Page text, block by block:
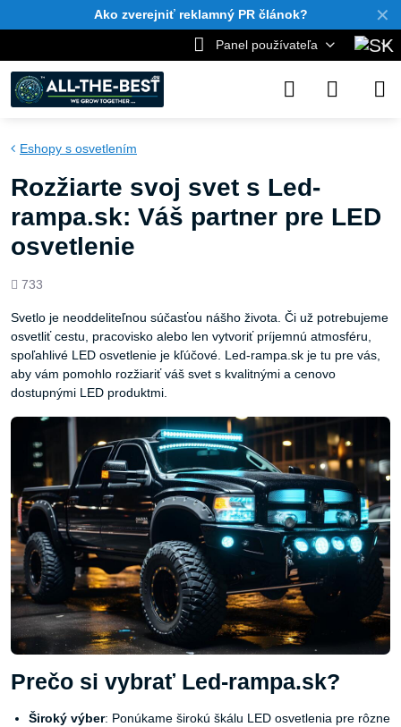
✕
Ako zverejniť reklamný PR článok?
Panel používateľa
Eshopy s osvetlením
Rozžiarte svoj svet s Led-
rampa.sk: Váš partner pre LED
osvetlenie
Počet
733
Svetlo je neoddeliteľnou súčasťou nášho života. Či už potrebujeme
osvetliť cestu, pracovisko alebo len vytvoriť príjemnú atmosféru,
spoľahlivé LED osvetlenie je kľúčové. Led-rampa.sk je tu pre vás,
aby vám pomohlo rozžiariť váš svet s kvalitnými a cenovo
dostupnými LED produktmi.
Prečo si vybrať Led-rampa.sk?
Široký výber: Ponúkame širokú škálu LED osvetlenia pre rôzne